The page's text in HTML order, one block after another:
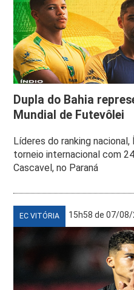
Dupla do Bahia
Mundial de Futevôlei
Líderes do ranking
torneio internacional com
Cascavel, no Paraná
EC VITÓRIA 15h58 de 07/08/